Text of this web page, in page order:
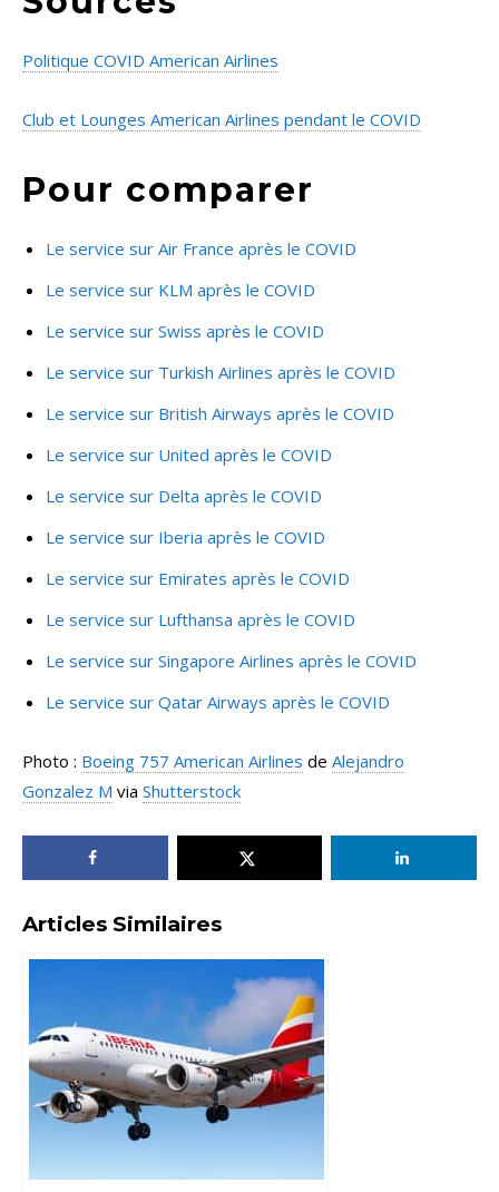
Politique COVID American Airlines
Club et Lounges American Airlines pendant le COVID
Pour comparer
Le service sur Air France après le COVID
Le service sur KLM après le COVID
Le service sur Swiss après le COVID
Le service sur Turkish Airlines après le COVID
Le service sur British Airways après le COVID
Le service sur United après le COVID
Le service sur Delta après le COVID
Le service sur Iberia après le COVID
Le service sur Emirates après le COVID
Le service sur Lufthansa après le COVID
Le service sur Singapore Airlines après le COVID
Le service sur Qatar Airways après le COVID
Photo : Boeing 757 American Airlines de Alejandro
Gonzalez M via Shutterstock
Articles Similaires